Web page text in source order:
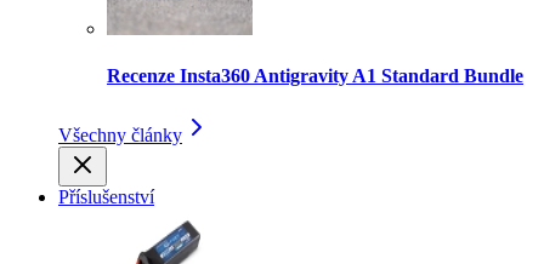
Recenze Insta360 Antigravity A1 Standard Bundle
Všechny články
Příslušenství